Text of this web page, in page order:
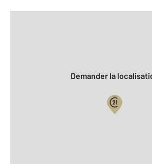
Demander la